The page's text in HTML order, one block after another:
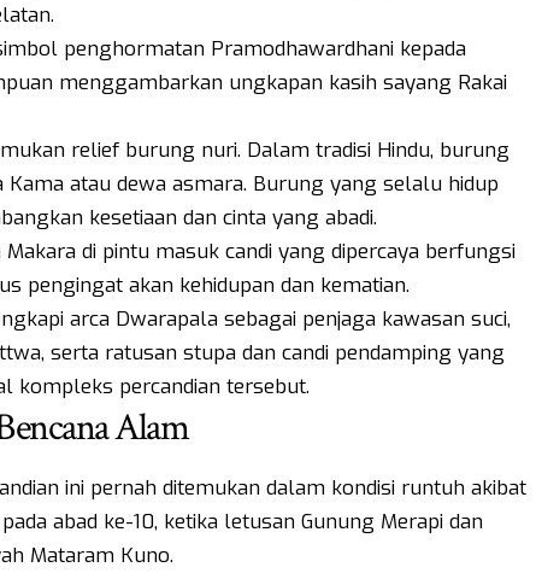
penghormatan Pramodhawardhani kepada
menggambarkan ungkapan kasih sayang Rakai
relief burung nuri. Dalam tradisi Hindu, burung
atau dewa asmara. Burung yang selalu hidup
kesetiaan dan cinta yang abadi.
di pintu masuk candi yang dipercaya berfungsi
pengingat akan kehidupan dan kematian.
arca Dwarapala sebagai penjaga kawasan suci,
serta ratusan stupa dan candi pendamping yang
kompleks percandian tersebut.
Alam
ini pernah ditemukan dalam kondisi runtuh akibat
abad ke-10, ketika letusan Gunung Merapi dan
Mataram Kuno.